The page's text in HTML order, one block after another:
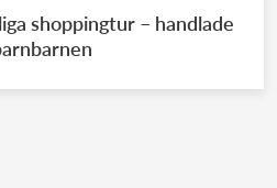
shoppingtur – handlade